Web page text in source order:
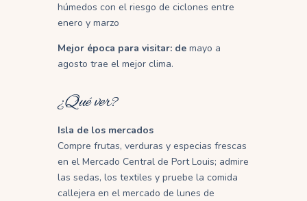
húmedos con el riesgo de ciclones entre
enero y marzo
Mejor época para visitar: de mayo a
agosto trae el mejor clima.
¿Qué ver?
Isla de los mercados
Compre frutas, verduras y especias frescas
en el Mercado Central de Port Louis; admire
las sedas, los textiles y pruebe la comida
callejera en el mercado de lunes de